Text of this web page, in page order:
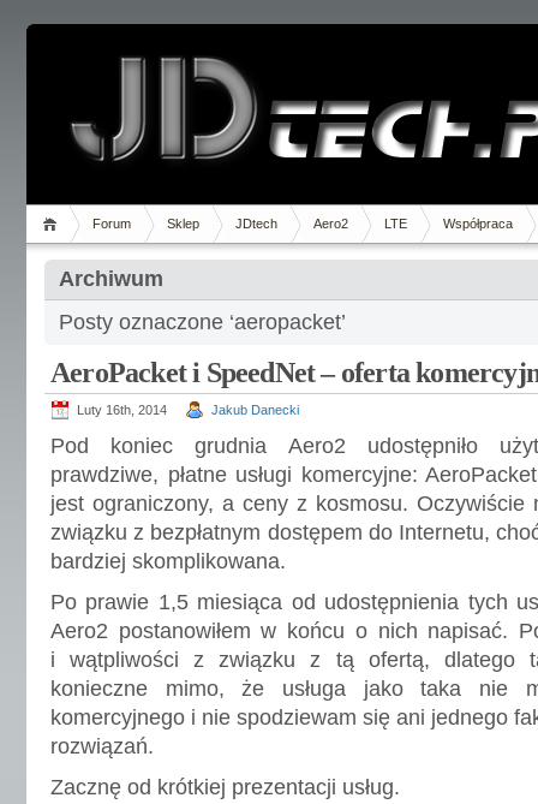
Forum Sklep JDtech Aero2 LTE Współpraca
Archiwum
Posty oznaczone ‘aeropacket’
AeroPacket i SpeedNet – oferta
Luty 16th, 2014 Jakub Danecki
Pod koniec grudnia Aero2 udostępniło
prawdziwe, płatne usługi komercyjne:
jest ograniczony, a ceny z kosmosu. Oczywiście
związku z bezpłatnym dostępem do Internetu,
bardziej skomplikowana.
Po prawie 1,5 miesiąca od udostępnienia tych
Aero2 postanowiłem w końcu o nich napisać.
i wątpliwości z związku z tą ofertą, dlatego
konieczne mimo, że usługa jako taka nie
komercyjnego i nie spodziewam się ani jednego
rozwiązań.
Zacznę od krótkiej prezentacji usług.